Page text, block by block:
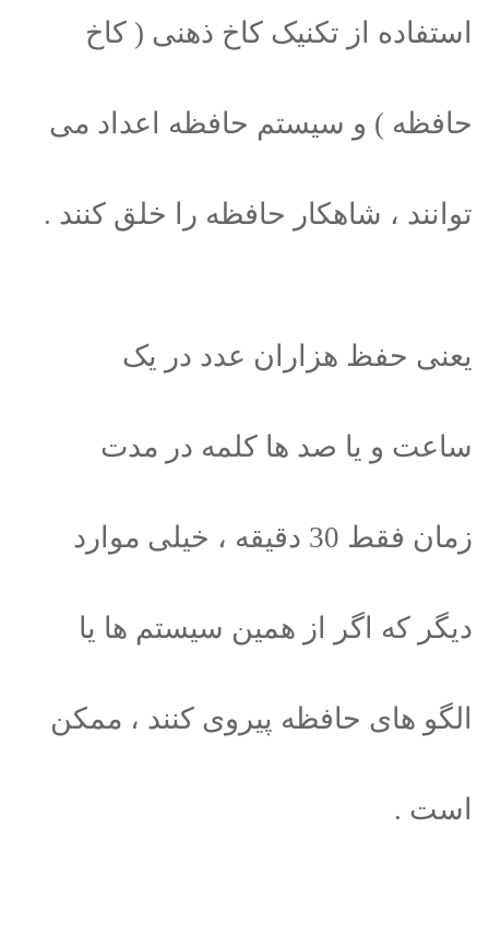
استفاده از تکنیک کاخ ذهنی ( کاخ
حافظه ) و سیستم حافظه اعداد می
توانند ، شاهکار حافظه را خلق کنند .
یعنی حفظ هزاران عدد در یک
ساعت و یا صد ها کلمه در مدت
زمان فقط 30 دقیقه ، خیلی موارد
دیگر که اگر از همین سیستم ها یا
الگو های حافظه پیروی کنند ، ممکن
است .